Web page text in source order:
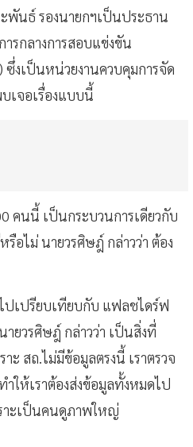
พันธ์ รองนายกฯเป็นประธาน
รกลางการสอบแข่งขัน
งเป็นหน่วยงานควบคุมการจัด
เจอเรื่องแบบนี้
คนนี้ เป็นกระบวนการเดียวกับ
ไม่ นายวรศิษฎ์ กล่าวว่า ต้อง
ปเปรียบเทียบกับ แฟลชไดร์ฟ
ยวรศิษฎ์ กล่าวว่า เป็นสิ่งที่
ะ สถ.ไม่มีข้อมูลตรงนี้ เราตรวจ
ให้เราต้องส่งข้อมูลทั้งหมดไป
าะเป็นคนดูภาพใหญ่